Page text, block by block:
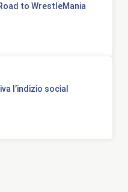
to WrestleMania
l’indizio social